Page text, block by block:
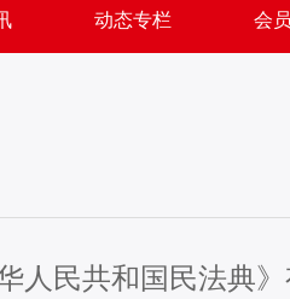
动态专栏 会
人民共和国民法典